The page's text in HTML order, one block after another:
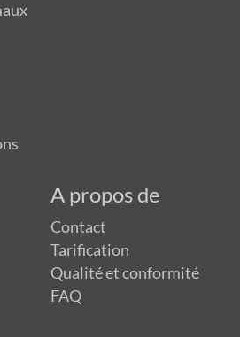
A propos de
Contact
Tarification
Qualité et conformité
FAQ